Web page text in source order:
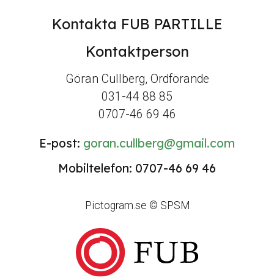
Kontakta FUB PARTILLE
Kontaktperson
Göran Cullberg, Ordförande
031-44 88 85
0707-46 69 46
E-post: goran.cullberg@gmail.com
Mobiltelefon: 0707-46 69 46
Pictogram.se © SPSM